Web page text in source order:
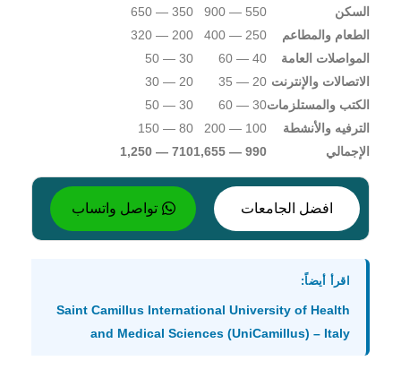
السكن
550 — 900
350 — 650
الطعام والمطاعم
250 — 400
200 — 320
المواصلات العامة
40 — 60
30 — 50
الاتصالات والإنترنت 20 — 35
20 — 30
الكتب والمستلزمات30 — 60
30 — 50
الترفيه والأنشطة
100 — 200
80 — 150
الإجمالي
990 — 1,655
710 — 1,250
افضل الجامعات تواصل واتساب
اقرأ أيضاً:
Saint Camillus International University of Health
and Medical Sciences (UniCamillus) – Italy